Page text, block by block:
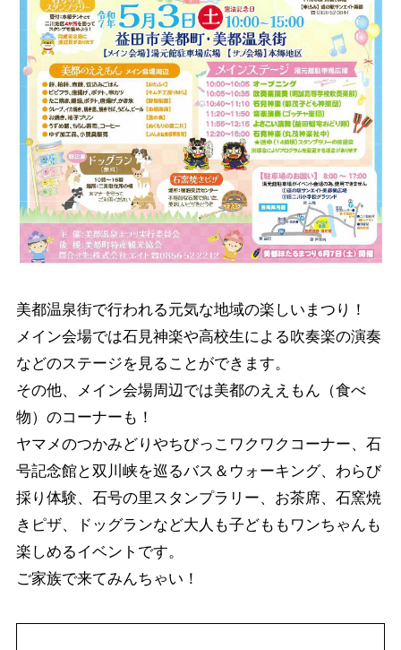
美都温泉街で行われる元気な地域の楽しいまつり！
メイン会場では石見神楽や高校生による吹奏楽の演奏
などのステージを見ることができます。
その他、メイン会場周辺では美都のええもん（食べ
物）のコーナーも！
ヤマメのつかみどりやちびっこワクワクコーナー、石
号記念館と双川峡を巡るバス＆ウォーキング、わらび
採り体験、石号の里スタンプラリー、お茶席、石窯焼
きピザ、ドッグランなど大人も子どももワンちゃんも
楽しめるイベントです。
ご家族で来てみんちゃい！